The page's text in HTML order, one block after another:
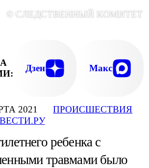
2021
ПРОИСШЕСТВИЯ
© СЛЕДСТВЕННЫЙ КОМИТЕТ
Дзен Макс
ребенка с
травмами было